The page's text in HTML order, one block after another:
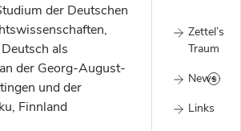
Zettel’s
Traum
News
Links
der Deutschen
als
der Georg-August-
und der
Finnland